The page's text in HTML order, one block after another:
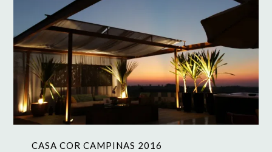
CASA COR CAMPINAS 2016